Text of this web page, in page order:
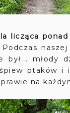
licząca
młody
ptaków i
na